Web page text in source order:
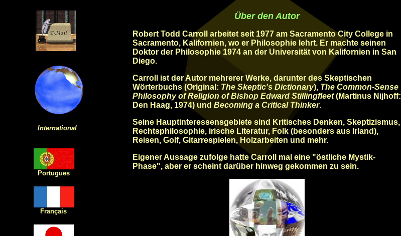
International
Portugues
Français
Über den Autor
Robert Todd Carroll arbeitet seit 1977 am Sacramento City College in
Sacramento, Kalifornien, wo er Philosophie lehrt. Er machte seinen
Doktor der Philosophie 1974 an der Universität von Kalifornien in San
Diego.
Carroll ist der Autor mehrerer Werke, darunter des Skeptischen
Wörterbuchs (Original: The Skeptic's Dictionary), The Common-Sense
Philosophy of Religion of Bishop Edward Stillingfleet(Martinus Nijhoff:
Den Haag, 1974) und Becoming a Critical Thinker.
Seine Hauptinteressensgebiete sind Kritisches Denken, Skeptizismus,
Rechtsphilosophie, irische Literatur, Folk (besonders aus Irland),
Reisen, Golf, Gitarrespielen, Holzarbeiten und mehr.
Eigener Aussage zufolge hatte Carroll mal eine "östliche Mystik-
Phase", aber er scheint darüber hinweg gekommen zu sein.